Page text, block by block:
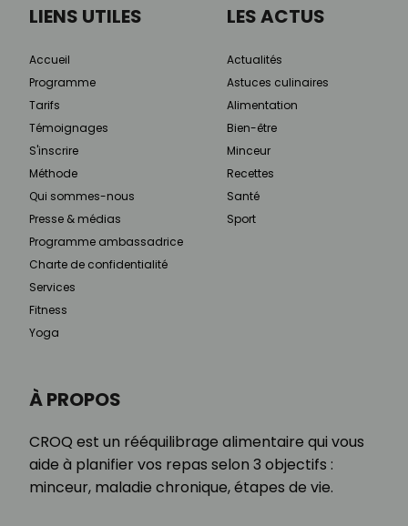
À PROPOS
CROQ est un rééquilibrage alimentaire qui vous
aide à planifier vos repas selon 3 objectifs :
minceur, maladie chronique, étapes de vie.
LIENS UTILES
Accueil
Programme
Tarifs
Témoignages
S'inscrire
Méthode
Qui sommes-nous
Presse & médias
Programme ambassadrice
Charte de confidentialité
Services
Fitness
Yoga
LES ACTUS
Actualités
Astuces culinaires
Alimentation
Bien-être
Minceur
Recettes
Santé
Sport